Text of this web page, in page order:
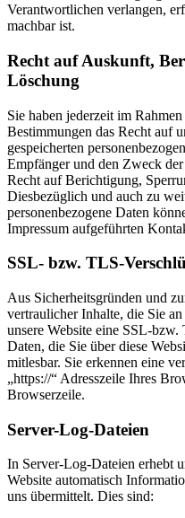
Verantwortlichen verlangen,
machbar ist.
Recht auf Auskunft,
Löschung
Sie haben jederzeit im
Bestimmungen das Recht auf
gespeicherten
Empfänger und den Zweck
Recht auf Berichtigung,
Diesbezüglich und auch zu
personenbezogene Daten
Impressum aufgeführten
SSL- bzw. TLS-
Aus Sicherheitsgründen und
vertraulicher Inhalte, die Sie
unsere Website eine SSL-
Daten, die Sie über diese
mitlesbar. Sie erkennen eine
„https://“ Adresszeile Ihres
Browserzeile.
Server-Log-Dateien
In Server-Log-Dateien erhebt
Website automatisch
uns übermittelt. Dies sind: